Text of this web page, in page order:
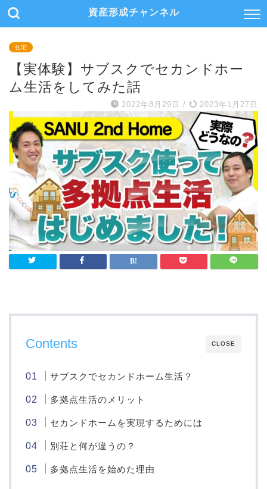
資産形成チャンネル
住宅
【実体験】サブスクでセカンドホー
ム生活をしてみた話
2022年8月29日 / 2023年1月27日
CLOSE
Contents
サブスクでセカンドホーム生活？
多拠点生活のメリット
セカンドホームを実現するためには
別荘と何が違うの？
多拠点生活を始めた理由